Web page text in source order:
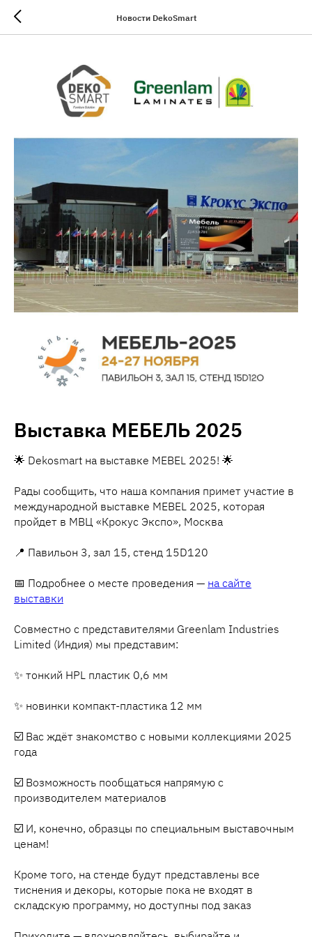
Новости DekoSmart
Выставка МЕБЕЛЬ 2025
🌟 Dekosmart на выставке MEBEL 2025! 🌟
Рады сообщить, что наша компания примет участие в
международной выставке MEBEL 2025, которая
пройдет в МВЦ «Крокус Экспо», Москва
📍 Павильон 3, зал 15, стенд 15D120
📅 Подробнее о месте проведения — на сайте
выставки
Совместно с представителями Greenlam Industries
Limited (Индия) мы представим:
✨ тонкий HPL пластик 0,6 мм
✨ новинки компакт-пластика 12 мм
☑️ Вас ждёт знакомство с новыми коллекциями 2025
года
☑️ Возможность пообщаться напрямую с
производителем материалов
☑️ И, конечно, образцы по специальным выставочным
ценам!
Кроме того, на стенде будут представлены все
тиснения и декоры, которые пока не входят в
складскую программу, но доступны под заказ